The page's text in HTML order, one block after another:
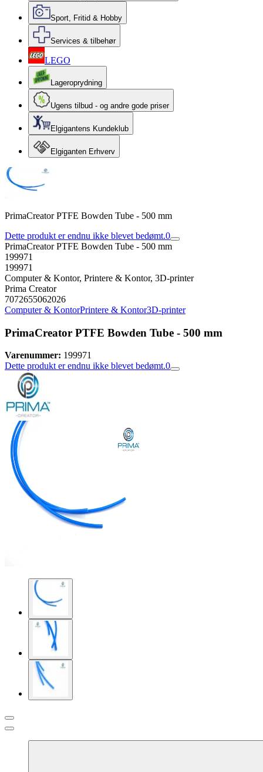
Sport, Fritid & Hobby
Services & tilbehør
LEGO
Lageroprydning
Ugens tilbud - og andre gode priser
Elgigantens Kundeklub
Elgiganten Erhverv
PrimaCreator PTFE Bowden Tube - 500 mm
Dette produkt er endnu ikke blevet bedømt.0
PrimaCreator PTFE Bowden Tube - 500 mm
199971
199971
Computer & Kontor, Printere & Kontor, 3D-printer
Prima Creator
7072655062026
Computer & KontorPrintere & Kontor3D-printer
PrimaCreator PTFE Bowden Tube - 500 mm
Varenummer: 199971
Dette produkt er endnu ikke blevet bedømt.0